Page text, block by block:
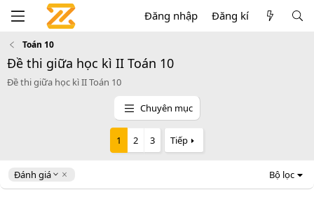
Đăng nhập Đăng kí
Toán 10
Đề thi giữa học kì II Toán 10
Đề thi giữa học kì II Toán 10
Chuyên mục
1 2 3 Tiếp
Đánh giá
D
e
Bộ lọc